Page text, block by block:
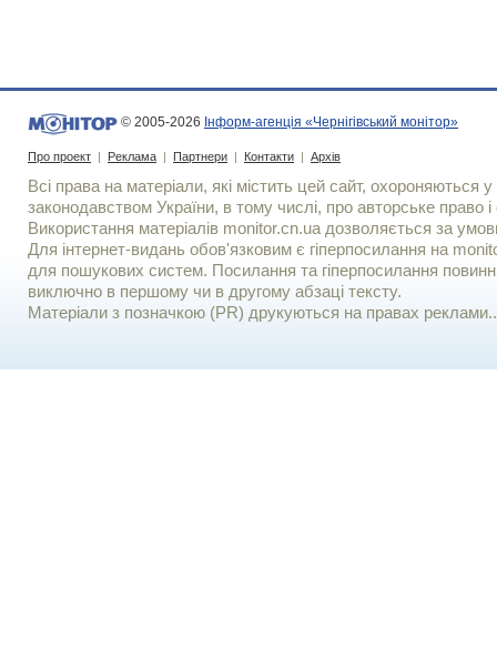
© 2005-2026 Інформ-агенція «Чернігівський монітор»
Про проект | Реклама | Партнери | Контакти | Архів
Всі права на матеріали, які містить цей сайт, охороняються у
законодавством України, в тому числі, про авторське право і
Використання матерiалiв monitor.cn.ua дозволяється за
Для iнтернет-видань обов'язковим є гiперпосилання на
для пошукових систем. Посилання та гіперпосилання
виключно в першому чи в другому абзаці тексту.
Матеріали з позначкою (PR) друкуються на правах реклами..